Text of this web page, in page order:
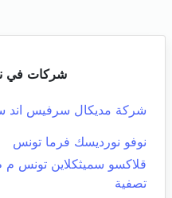
شركات في
شركة مديكال سرفيس اند
نوفو نورديسك فرما تونس
قلاكسو سميثكلاين تونس
تصفية